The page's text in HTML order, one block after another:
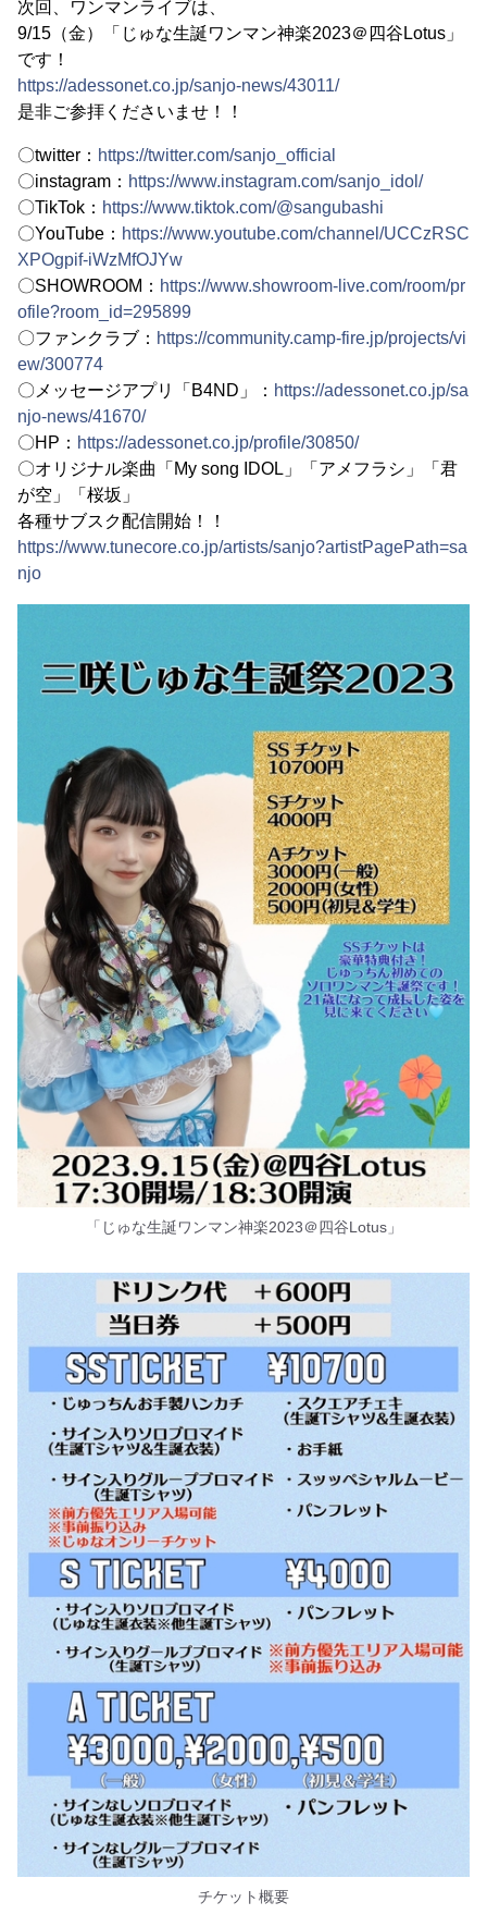
次回、ワンマンライブは、
9/15（金）「じゅな生誕ワンマン神楽2023＠四谷Lotus」
です！
https://adessonet.co.jp/sanjo-news/43011/
是非ご参拝くださいませ！！
〇twitter： https://twitter.com/sanjo_official
〇instagram： https://www.instagram.com/sanjo_idol/
〇TikTok： https://www.tiktok.com/@sangubashi
〇YouTube： https://www.youtube.com/channel/UCCzRSC
XPOgpif-iWzMfOJYw
〇SHOWROOM： https://www.showroom-live.com/room/pr
ofile?room_id=295899
〇ファンクラブ： https://community.camp-fire.jp/projects/vi
ew/300774
〇メッセージアプリ「B4ND」： https://adessonet.co.jp/sa
njo-news/41670/
〇HP： https://adessonet.co.jp/profile/30850/
〇オリジナル楽曲「My song IDOL」「アメフラシ」「君
が空」「桜坂」
各種サブスク配信開始！！
https://www.tunecore.co.jp/artists/sanjo?artistPagePath=sa
njo
「じゅな生誕ワンマン神楽2023＠四谷Lotus」
チケット概要